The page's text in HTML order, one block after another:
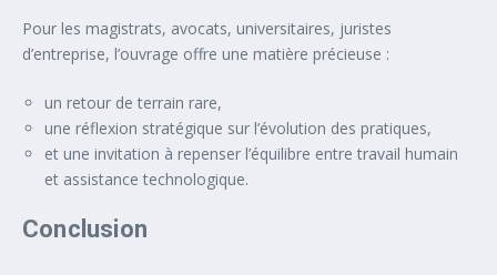
Pour les magistrats, avocats, universitaires, juristes
d’entreprise, l’ouvrage offre une matière précieuse :
un retour de terrain rare,
une réflexion stratégique sur l’évolution des pratiques,
et une invitation à repenser l’équilibre entre travail humain
et assistance technologique.
Conclusion